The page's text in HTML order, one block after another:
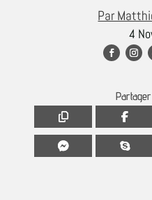
Par
4